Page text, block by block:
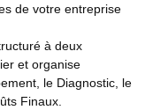
de votre entreprise
à deux
et organise
le Diagnostic, le
Finaux.